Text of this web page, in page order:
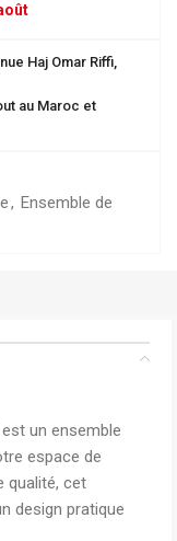
Haj Omar Riffi,
au Maroc et
, Ensemble de
un ensemble
espace de
qualité, cet
design pratique